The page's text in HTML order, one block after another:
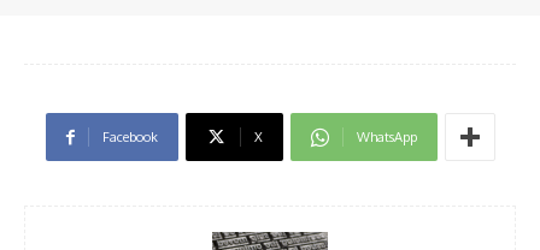
Facebook X WhatsApp